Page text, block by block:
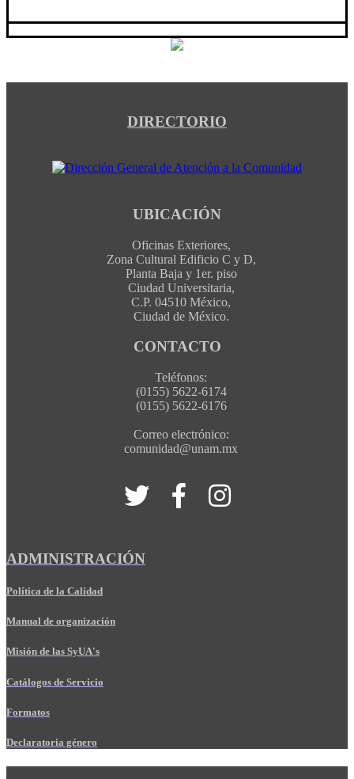
DIRECTORIO
UBICACIÓN
Oficinas Exteriores,
Zona Cultural Edificio C y D,
Planta Baja y 1er. piso
Ciudad Universitaria,
C.P. 04510 México,
Ciudad de México.
CONTACTO
Teléfonos:
(0155) 5622-6174
(0155) 5622-6176
Correo electrónico:
comunidad@unam.mx
ADMINISTRACIÓN
Política de la Calidad
Manual de organización
Misión de las SyUA's
Catálogos de Servicio
Formatos
Declaratoria género